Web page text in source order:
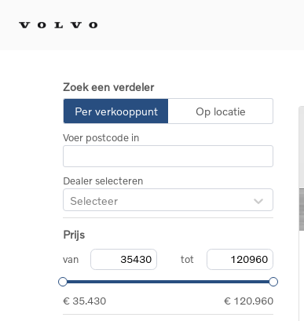
Zoek een verdeler
Per verkooppunt
Op locatie
Voer postcode in
Dealer selecteren
Selecteer
Prijs
van tot
€ 35.430 € 120.960